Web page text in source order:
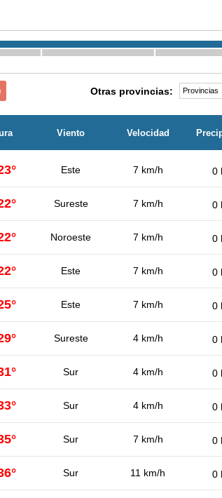
Otras provincias:
Viento Velocidad
Este 7 km/h 0
Sureste 7 km/h 0
Noroeste 7 km/h 0
Este 7 km/h 0
Este 7 km/h 0
Sureste 4 km/h 0
Sur 4 km/h 0
Sur 4 km/h 0
Sur 7 km/h 0
Sur 11 km/h 0